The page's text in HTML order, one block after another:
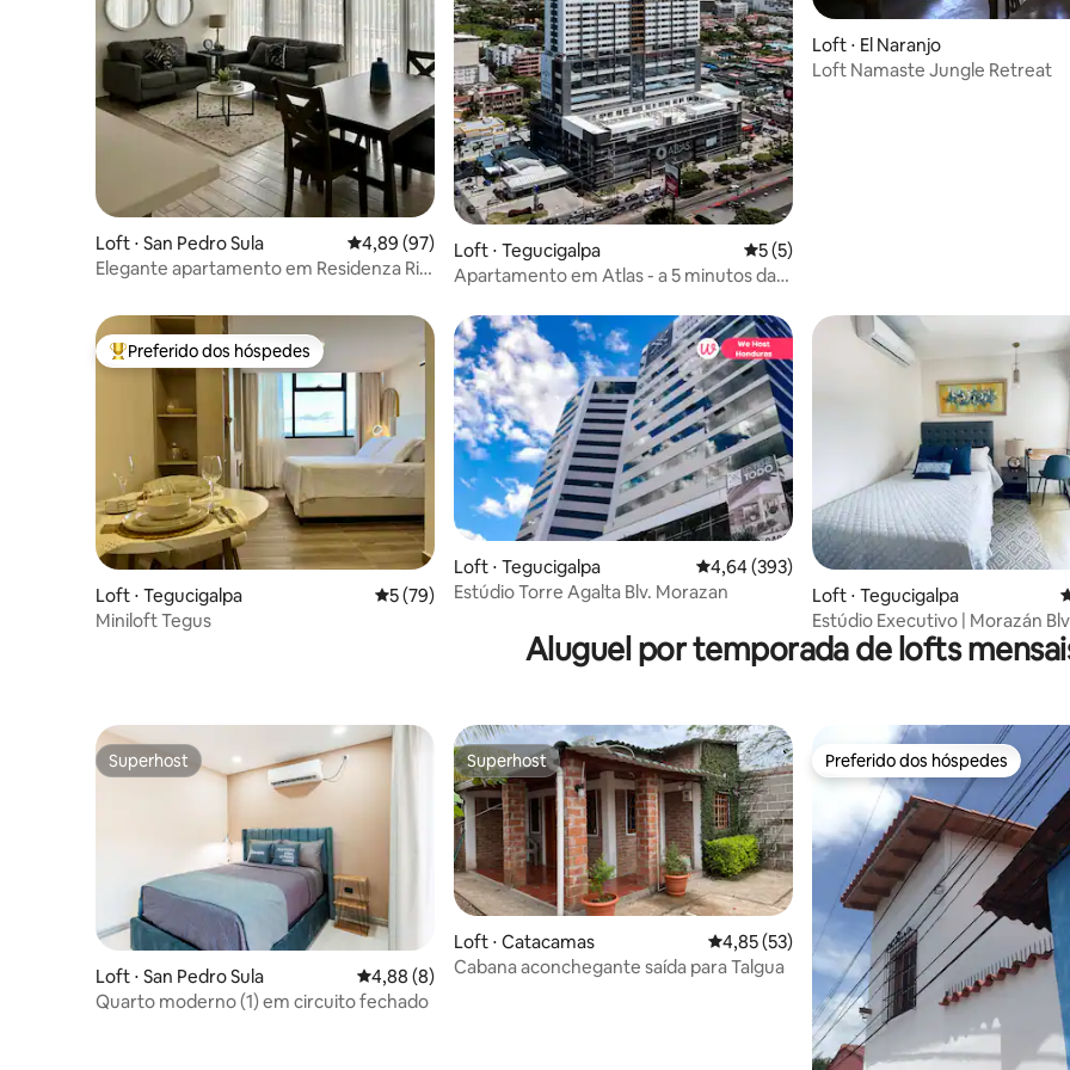
Loft ⋅ San Pedro Sula 4,89 de uma avaliação média de 5, 97 avaliações
4,89 (97)
Elegante apartamento em Residenza Rio
Loft ⋅ Tegucigalpa 5 de uma avaliação média de 5, 5
5 (5)
Apartamento em Atlas - a 5 minutos da
Loft ⋅ El Naranjo
Loft Namaste Jungle Retreat
Entre os melhores preferidos dos hóspedes
Preferido dos hóspedes
Loft ⋅ Tegucigalpa 5 de uma avaliação média de 5, 79 avaliações
5 (79)
Miniloft Tegus
Loft ⋅ Tegucigalpa 4,64 de uma avaliação média de 5, 393
4,64 (393)
Estúdio Torre Agalta Blv. Morazan
Loft ⋅ Tegucigalpa
Estúdio Executivo | Morazán
Localização privilegiada
Aluguel por temporada de lofts
Superhost
Superhost
Loft ⋅ San Pedro Sula 4,88 de uma avaliação média de 5, 8 avaliações
4,88 (8)
Quarto moderno (1) em circuito fechado
Superhost
Superhost
Loft ⋅ Catacamas 4,85 de uma avaliação média de 5, 53
4,85 (53)
Cabana aconchegante saída para Talgua
Preferido dos hóspedes
Preferido dos hóspedes